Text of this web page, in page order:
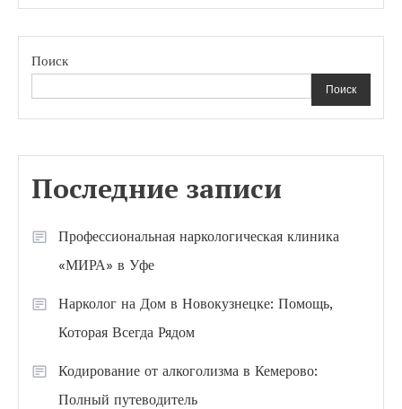
Поиск
Поиск
Последние записи
Профессиональная наркологическая клиника
«МИРА» в Уфе
Нарколог на Дом в Новокузнецке: Помощь,
Которая Всегда Рядом
Кодирование от алкоголизма в Кемерово:
Полный путеводитель